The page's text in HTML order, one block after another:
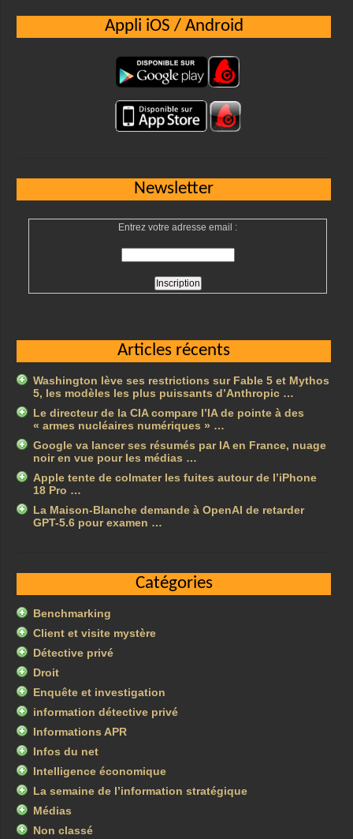
Appli iOS / Android
Newsletter
Entrez votre adresse email :
Articles récents
Washington lève ses restrictions sur Fable 5 et Mythos
5, les modèles les plus puissants d’Anthropic …
Le directeur de la CIA compare l’IA de pointe à des
« armes nucléaires numériques » …
Google va lancer ses résumés par IA en France, nuage
noir en vue pour les médias …
Apple tente de colmater les fuites autour de l’iPhone
18 Pro …
La Maison-Blanche demande à OpenAI de retarder
GPT-5.6 pour examen …
Catégories
Benchmarking
Client et visite mystère
Détective privé
Droit
Enquête et investigation
information détective privé
Informations APR
Infos du net
Intelligence économique
La semaine de l’information stratégique
Médias
Non classé